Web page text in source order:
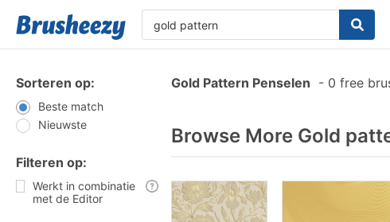
Sorteren op:
Beste match
Nieuwste
Filteren op:
Werkt in combinatie
met de Editor
Gold Pattern Penselen - 0 free
Browse More Gold